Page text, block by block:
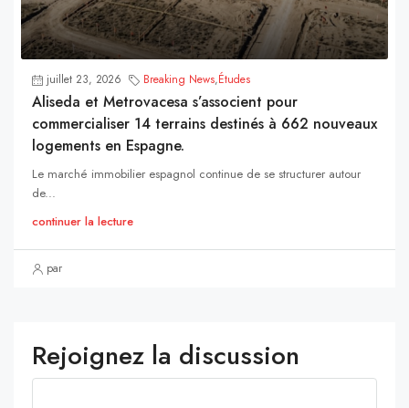
juillet 23, 2026 Breaking News,Études
Aliseda et Metrovacesa s’associent pour
commercialiser 14 terrains destinés à 662 nouveaux
logements en Espagne.
Le marché immobilier espagnol continue de se structurer autour
de...
continuer la lecture
par
Rejoignez la discussion